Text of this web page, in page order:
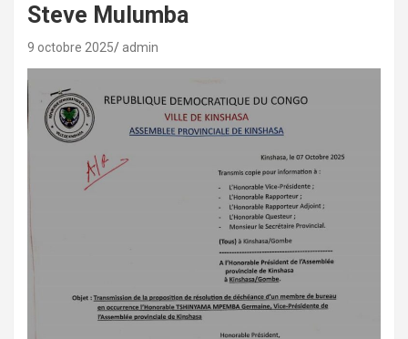
Steve Mulumba
9 octobre 2025 admin